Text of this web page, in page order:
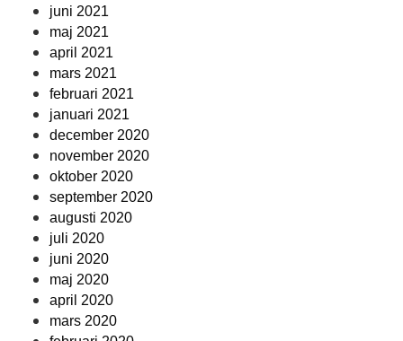
juni 2021
maj 2021
april 2021
mars 2021
februari 2021
januari 2021
december 2020
november 2020
oktober 2020
september 2020
augusti 2020
juli 2020
juni 2020
maj 2020
april 2020
mars 2020